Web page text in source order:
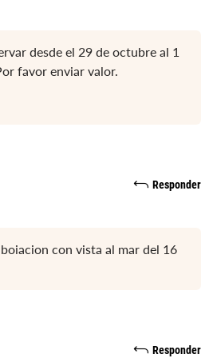
desde el 29 de octubre al 1
favor enviar valor.
Responder
con vista al mar del 16
Responder